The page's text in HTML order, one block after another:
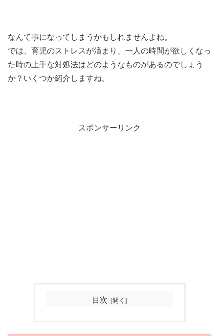
なんて事になってしまうかもしれませんよね。
では、育児のストレスが溜まり、一人の時間が欲しくなっ
た時の上手な対処法はどのようなものがあるのでしょう
か？いくつか紹介しますね。
スポンサーリンク
目次